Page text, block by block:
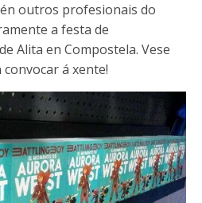
outros profesionais do
a festa de
Alita en Compostela. Vese
á xente!